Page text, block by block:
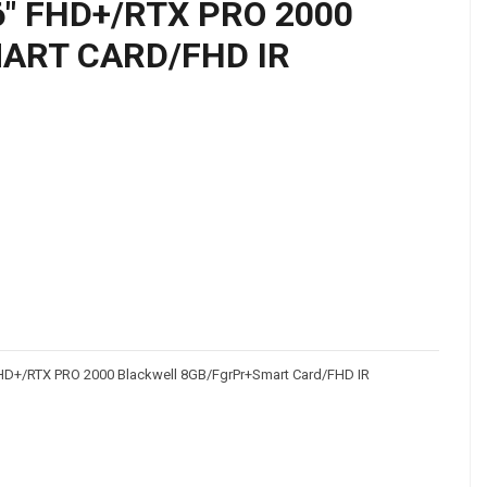
FHD+/RTX PRO 2000
CARD/FHD IR
RTX PRO 2000 Blackwell 8GB/FgrPr+Smart Card/FHD IR